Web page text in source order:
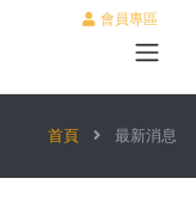
會員專區
首頁 最新消息